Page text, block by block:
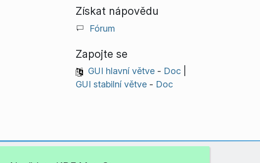
Získat nápovědu
Fórum
Zapojte se
GUI hlavní větve- Doc|
GUI stabilní větve- Doc